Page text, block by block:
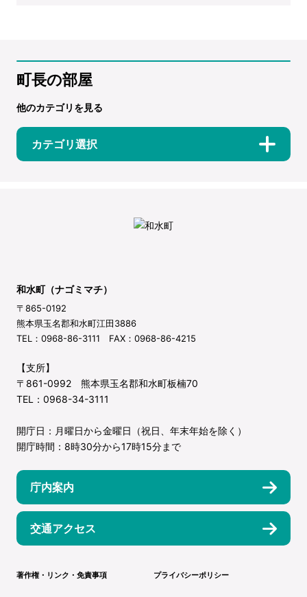
町長の部屋
他のカテゴリを見る
カテゴリ選択
和水町（ナゴミマチ）
〒865-0192
熊本県玉名郡和水町江田3886
TEL：0968-86-3111 FAX：0968-86-4215
【支所】
〒861-0992 熊本県玉名郡和水町板楠70
TEL：0968-34-3111
開庁日：月曜日から金曜日（祝日、年末年始を除く）
開庁時間：8時30分から17時15分まで
庁内案内
交通アクセス
著作権・リンク・免責事項 プライバシーポリシー